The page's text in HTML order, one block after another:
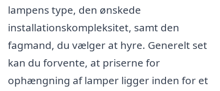
lampens type, den ønskede
installationskompleksitet, samt den
fagmand, du vælger at hyre. Generelt set
kan du forvente, at priserne for
ophængning af lamper ligger inden for et